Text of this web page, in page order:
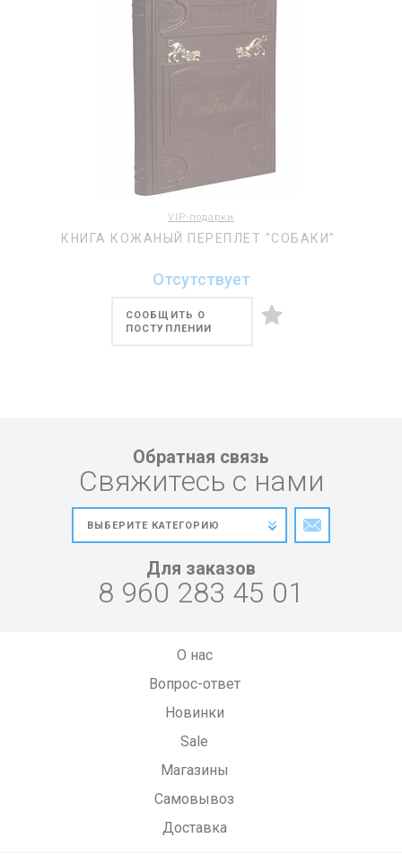
VIP-подарки
КНИГА КОЖАНЫЙ ПЕРЕПЛЕТ "СОБАКИ"
Отсутствует
СООБЩИТЬ О
ПОСТУПЛЕНИИ
Обратная связь
Свяжитесь с нами
Для заказов
8 960 283 45 01
О нас
Вопрос-ответ
Новинки
Sale
Магазины
Самовывоз
Доставка